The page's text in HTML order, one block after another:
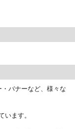
バナーなど、様々な
います。